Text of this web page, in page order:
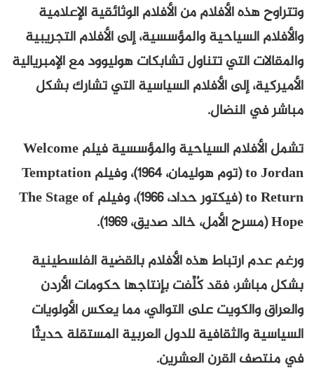
وتتراوح هذه الأفلام من الأفلام الوثائقية الإعلامية
والأفلام السياحية والمؤسسية، إلى الأفلام التجريبية
والمقالات التي تتناول تشابكات هوليوود مع الإمبريالية
الأميركية، إلى الأفلام السياسية التي تشارك بشكل
مباشر في النضال.
تشمل الأفلام السياحية والمؤسسية فيلم Welcome
to Jordan (توم هوليمان، 1964)، وفيلم Temptation
to Return (فيكتور حداد، 1966)، وفيلم The Stage of
Hope (مسرح الأمل، خالد صديق، 1969).
ورغم عدم ارتباط هذه الأفلام بالقضية الفلسطينية
بشكل مباشر، فقد كُلِّفت بإنتاجها حكومات الأردن
والعراق والكويت على التوالي، مما يعكس الأولويات
السياسية والثقافية للدول العربية المستقلة حديثًا
في منتصف القرن العشرين.